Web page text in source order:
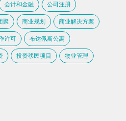
会计和金融 公司注册
聚 商业规划 商业解决方案
许可 布达佩斯公寓
投资移民项目 物业管理